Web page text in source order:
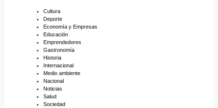
Cultura
Deporte
Economía y Empresas
Educación
Emprendedores
Gastronomía
Historia
Internacional
Medio ambiente
Nacional
Noticias
Salud
Sociedad